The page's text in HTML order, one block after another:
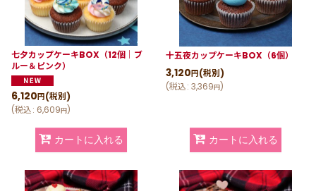
七夕カップケーキBOX（12個｜ブ
ルー＆ピンク）
6,120円(税別)
(税込: 6,609円)
カートに入れる
十五夜カップケーキBOX（6個）
3,120 円 (税別)
(税込: 3,369円)
カートに入れる